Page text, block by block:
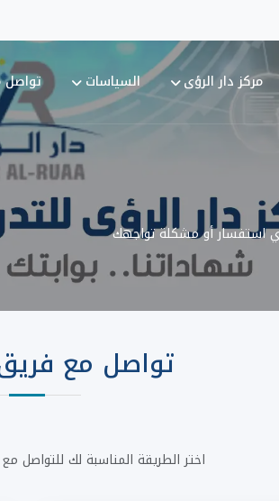
مركز دار الرؤى السياسات تواصل
استفسار أو مشكلة تواجهك
تواصل مع
اختر الطريقة المناسبة لك للتواصل